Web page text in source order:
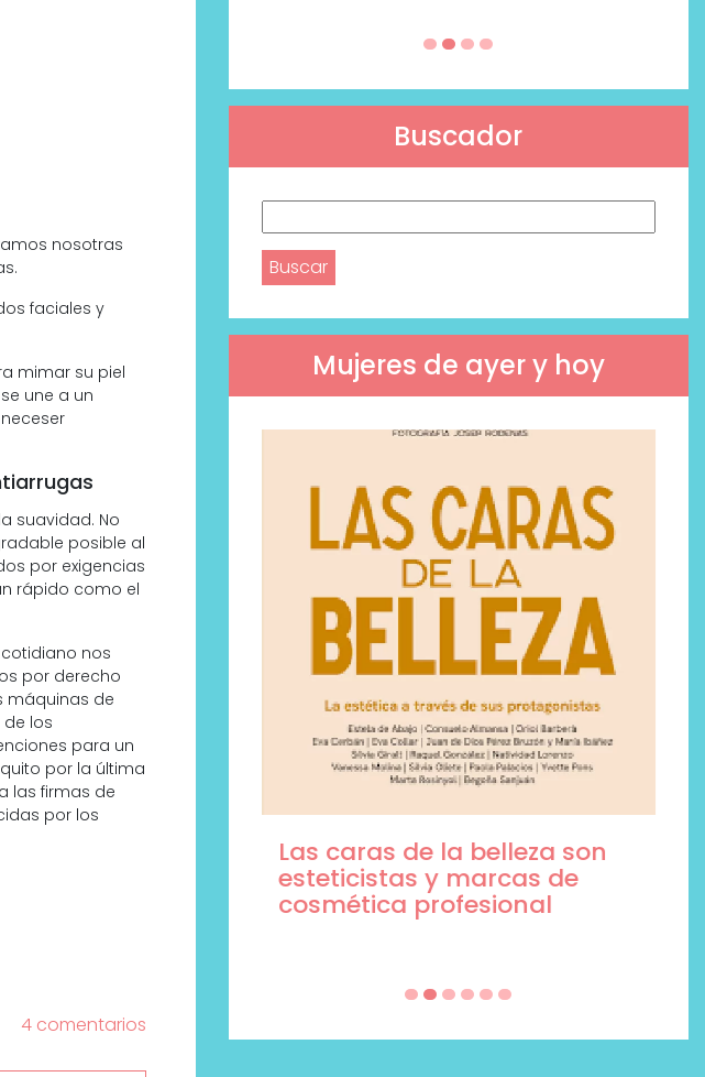
nosotras
faciales y
mimar su piel
une a un
suavidad. No
posible al
por exigencias
rápido como el
nos
por derecho
máquinas de
los
para un
por la última
las firmas de
por los
4 comentarios
Buscador
Mujeres de ayer y hoy
cosmética
Las caras de la belleza son
esteticistas y marcas de
cosmética profesional